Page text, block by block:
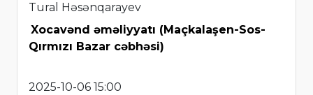
Tural Həsənqarayev
Xocavənd əməliyyatı (Maçkalaşen-Sos-
Qırmızı Bazar cəbhəsi)
2025-10-06 15:00